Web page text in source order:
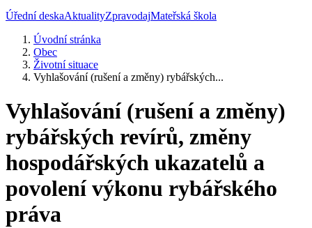
Úřední deskaAktualityZpravodajMateřská škola
Úvodní stránka
Obec
Životní situace
Vyhlašování (rušení a změny) rybářských...
Vyhlašování (rušení a změny)
rybářských revírů, změny
hospodářských ukazatelů a
povolení výkonu rybářského
práva